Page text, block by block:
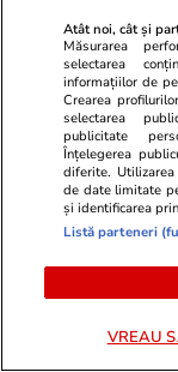
Vacanțe și Cultură
Hartă live
Europa: cum
Atât noi, cât și
Măsurarea
selectarea
informațiilor de
Crearea
selectarea
publicitate
Înțelegerea
diferite.
de date limitate
și identificarea
Listă parteneri
VREAU